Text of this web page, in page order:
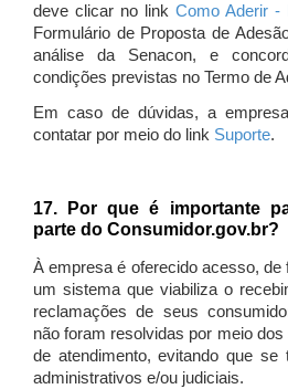
deve clicar no link Como Aderir -
Formulário de Proposta de
análise da Senacon, e
condições previstas no Termo de
Em caso de dúvidas, a
contatar por meio do link Suporte.
17. Por que é importante
parte do Consumidor.gov.br?
À empresa é oferecido acesso, de
um sistema que viabiliza o
reclamações de seus
não foram resolvidas por meio
de atendimento, evitando que se
administrativos e/ou judiciais.